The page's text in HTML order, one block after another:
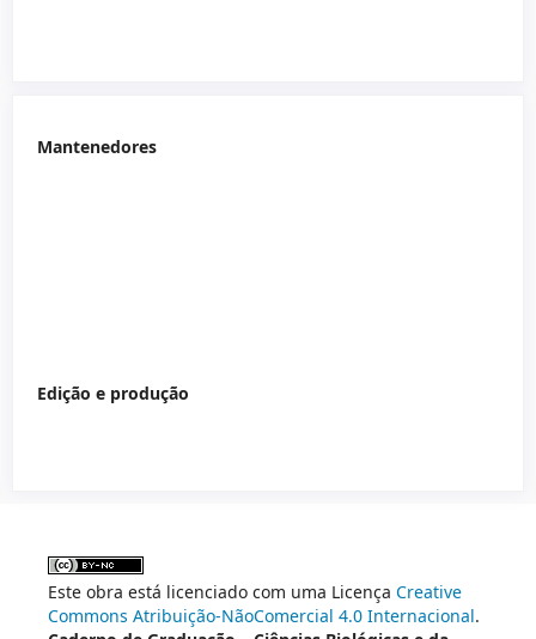
Mantenedores
Edição e produção
Este obra está licenciado com uma Licença Creative
Commons Atribuição-NãoComercial 4.0 Internacional.